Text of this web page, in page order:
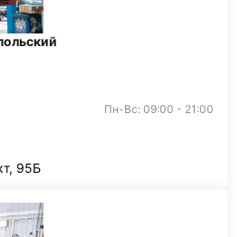
Пн-Вс: 09:00 - 21:00
95Б